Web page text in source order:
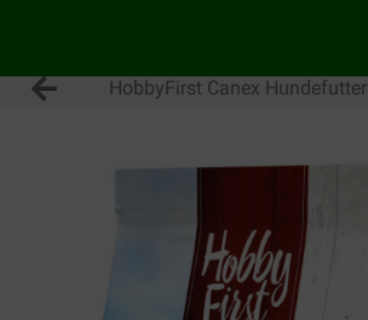
HobbyFirst Canex Hundefutter